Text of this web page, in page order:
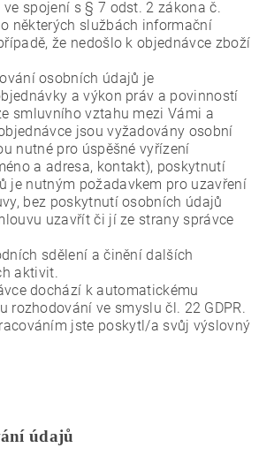
ve spojení s § 7 odst. 2 zákona č.
některých službách informační
že nedošlo k objednávce zboží
osobních údajů je
a výkon práv a povinností
smluvního vztahu mezi Vámi a
jsou vyžadovány osobní
nutné pro úspěšné vyřízení
a adresa, kontakt), poskytnutí
je nutným požadavkem pro uzavření
bez poskytnutí osobních údajů
uzavřít či jí ze strany správce
sdělení a činění dalších
aktivit.
dochází k automatickému
rozhodování ve smyslu čl. 22 GDPR.
jste poskytl/a svůj výslovný
údajů